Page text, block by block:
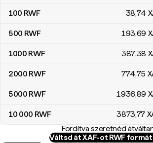
100 RWF 38,74
500 RWF 193,69
1000 RWF 387,38
2000 RWF 774,75
5000 RWF 1936,89
10 000 RWF 3873,77
Fordítva szeretnéd
Váltsd át XAF-ot RWF